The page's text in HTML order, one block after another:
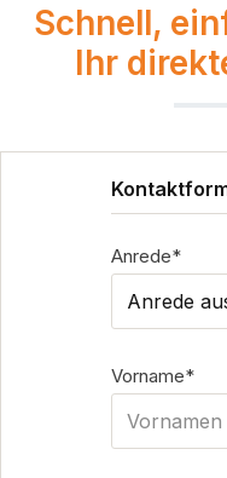
Schnell,
Ihr
Anrede*
Vorname*